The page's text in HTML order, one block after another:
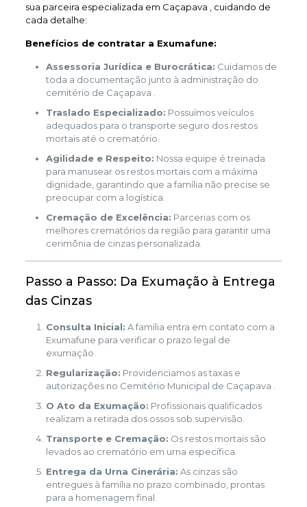
sua parceira especializada em Caçapava , cuidando de
cada detalhe:
Benefícios de contratar a Exumafune:
Assessoria Jurídica e Burocrática: Cuidamos de
toda a documentação junto à administração do
cemitério de Caçapava .
Traslado Especializado: Possuímos veículos
adequados para o transporte seguro dos restos
mortais até o crematório.
Agilidade e Respeito: Nossa equipe é treinada
para manusear os restos mortais com a máxima
dignidade, garantindo que a família não precise se
preocupar com a logística.
Cremação de Excelência: Parcerias com os
melhores crematórios da região para garantir uma
cerimônia de cinzas personalizada.
Passo a Passo: Da Exumação à Entrega
das Cinzas
Consulta Inicial: A família entra em contato com a
Exumafune para verificar o prazo legal de
exumação.
Regularização: Providenciamos as taxas e
autorizações no Cemitério Municipal de Caçapava .
O Ato da Exumação: Profissionais qualificados
realizam a retirada dos ossos sob supervisão.
Transporte e Cremação: Os restos mortais são
levados ao crematório em urna específica.
Entrega da Urna Cinerária: As cinzas são
entregues à família no prazo combinado, prontas
para a homenagem final.